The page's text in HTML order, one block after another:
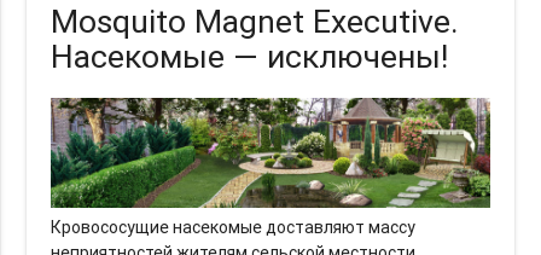
Mosquito Magnet Executive.
Насекомые — исключены!
Кровососущие насекомые доставляют массу